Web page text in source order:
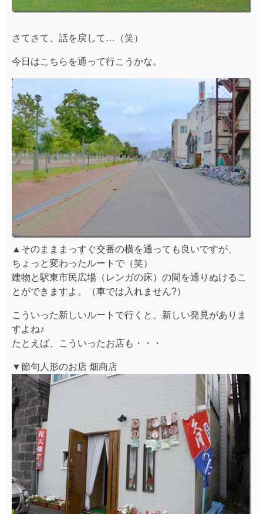
さてさて、話を戻して…（笑）
今日はこちらを通って行こうかな。
▲そのまままっすぐ交番の横を通っても良いですが、
ちょっと変わったルートで（笑）
建物と駅東市民広場（レンガの床）の間を通りぬけるこ
とができますよ。（車では入れません?）
こういった新しいルートで行くと、新しい発見がありま
すよね♪
たとえば、こういったお店も・・・
▼節句人形のお店 畑商店